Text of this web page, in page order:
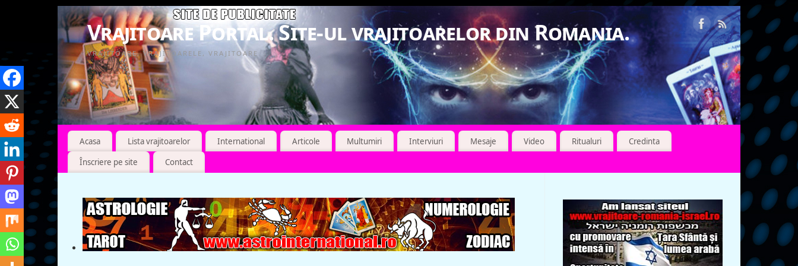
Vrajitoare Portal. Site-ul vrajitoarelor din Romania.
VRAJITOARE, VRAJITOARELE, VRAJITOARE
Acasa Lista vrajitoarelor International Articole Multumiri Interviuri Mesaje Video Ritualuri
Credinta
Înscriere pe site
Contact